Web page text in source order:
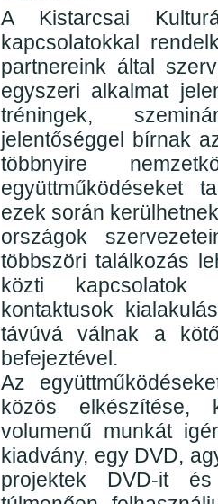
A Kistarcsai
kapcsolatokkal
partnereink által
egyszeri alkalmat
tréningek,
jelentőséggel bírnak
többnyire
együttműködéseket
ezek során
országok
többszöri találkozás
közti kapcsolatok
kontaktusok
távúvá válnak a
befejeztével.
Az
közös elkészítése,
volumenű munkát
kiadvány, egy DVD,
projektek DVD-it